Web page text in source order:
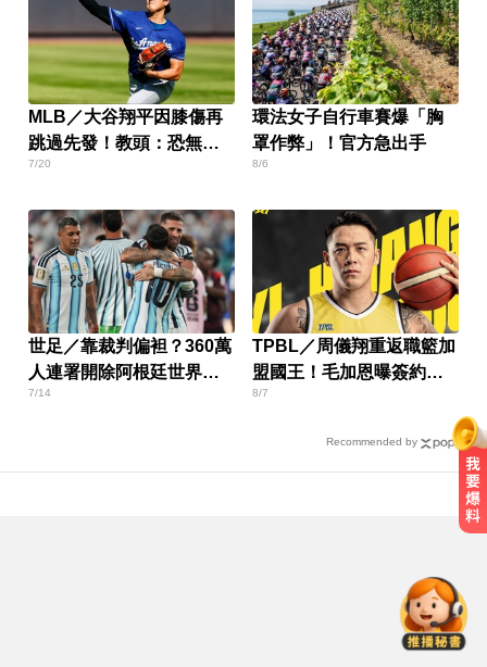
MLB／大谷翔平因膝傷再
跳過先發！教頭：恐無限
期缺席…
7/20
環法女子自行車賽爆「胸
罩作弊」！官方急出手
8/6
世足／靠裁判偏袒？360萬
人連署開除阿根廷世界盃
資格！
7/14
TPBL／周儀翔重返職籃加
盟國王！毛加恩曝簽約關
鍵
8/7
Recommended by